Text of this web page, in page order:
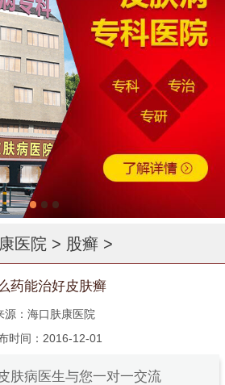
医院 > 股癣 >
药能治好皮肤癣
源：海口肤康医院
时间：2016-12-01
肤病医生与您一对一交流